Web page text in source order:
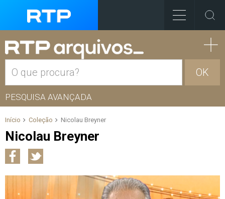
OK
PESQUISA AVANÇADA
Início Coleção Nicolau Breyner
Nicolau Breyner